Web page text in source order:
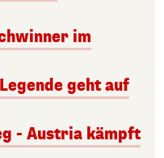
im
geht auf
- Austria kämpft